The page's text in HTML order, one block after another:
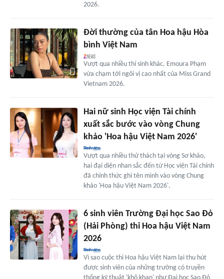
2026.
Đời thường của tân Hoa hậu Hòa
bình Việt Nam
Vượt qua nhiều thí sinh khác, Emoura Phạm
vừa chạm tới ngôi vị cao nhất của Miss Grand
Vietnam 2026.
Hai nữ sinh Học viện Tài chính
xuất sắc bước vào vòng Chung
khảo 'Hoa hậu Việt Nam 2026'
Vượt qua nhiều thử thách tại vòng Sơ khảo,
hai đại diện nhan sắc đến từ Học viện Tài chính
đã chính thức ghi tên mình vào vòng Chung
khảo 'Hoa hậu Việt Nam 2026'.
6 sinh viên Trường Đại học Sao Đỏ
(Hải Phòng) thi Hoa hậu Việt Nam
2026
Vì sao cuộc thi Hoa hậu Việt Nam lại thu hút
được sinh viên của những trường có truyền
thống kỹ thuật 'khô khan' như Đại học Sao Đỏ